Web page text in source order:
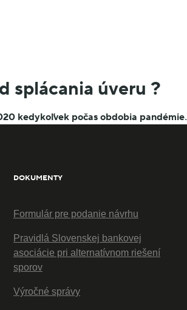
splácania úveru ?
kedykoľvek počas obdobia pandémie.
DOKUMENTY
Formulár pre podanie návrhu
Pravidlá Slovenskej bankovej
asociácie pri alternatívnom riešení
sporov
Výročné správy